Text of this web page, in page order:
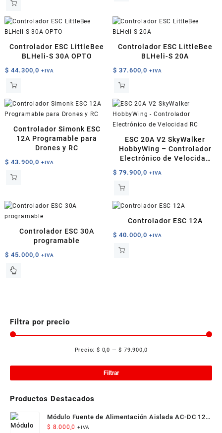
Controlador ESC LittleBee
BLHeli-S 30A OPTO
$ 44.300,0 +IVA
Controlador ESC LittleBee
BLHeli-S 20A
$ 37.600,0 +IVA
Controlador Simonk ESC
12A Programable para
Drones y RC
$ 43.900,0 +IVA
ESC 20A V2 SkyWalker
HobbyWing – Controlador
Electrónico de Velocidad
$ 79.900,0 +IVA
Controlador ESC 30A
programable
$ 45.000,0 +IVA
Controlador ESC 12A
$ 40.000,0 +IVA
Filtra por precio
Filtrar
Precio: $ 0,0 —$ 79.900,0
Productos Destacados
Módulo Fuente de Alimentación Aislada AC-DC 12V
300mA 3.5W
$ 8.000,0 +IVA